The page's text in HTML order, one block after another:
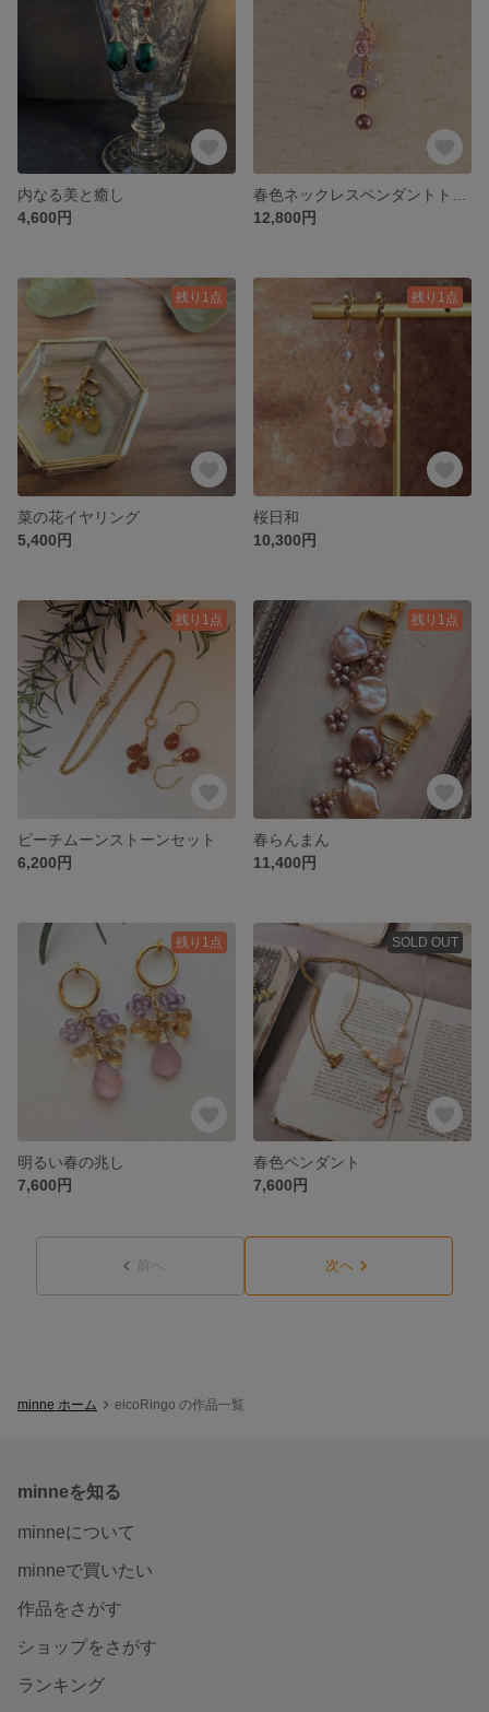
内なる美と癒し
4,600円
12,800円
残り1点
菜の花イヤリング
5,400円
残り1点
桜日和
10,300円
残り1点
ピーチムーンストーンセット
6,200円
残り1点
春らんまん
11,400円
残り1点
明るい春の兆し
7,600円
SOLD OUT
春色ペンダント
7,600円
前へ 次へ
minne ホーム eicoRingo の作品一覧
minneを知る
minneについて
minneで買いたい
作品をさがす
ショップをさがす
ランキング